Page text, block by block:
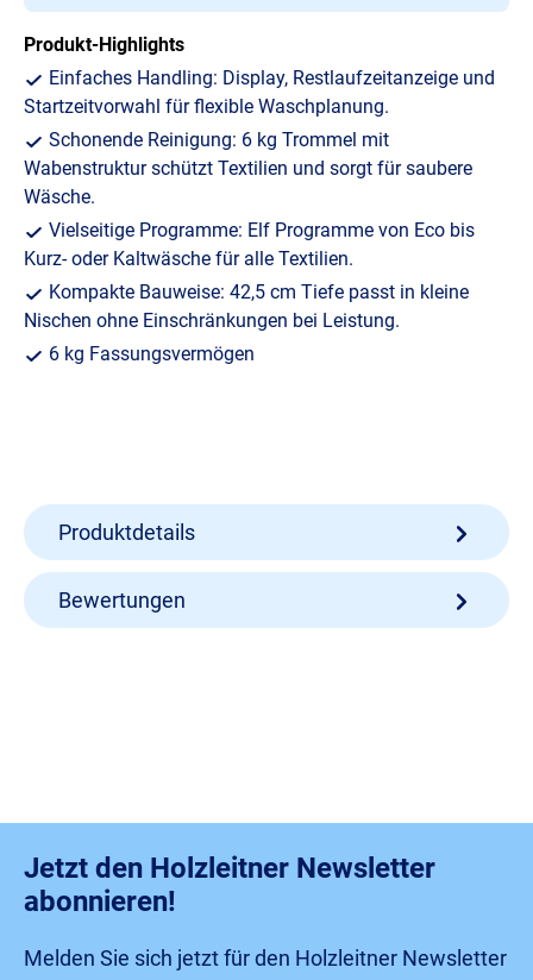
Produkt-Highlights
Einfaches Handling: Display, Restlaufzeitanzeige und
Startzeitvorwahl für flexible Waschplanung.
Schonende Reinigung: 6 kg Trommel mit
Wabenstruktur schützt Textilien und sorgt für saubere
Wäsche.
Vielseitige Programme: Elf Programme von Eco bis
Kurz- oder Kaltwäsche für alle Textilien.
Kompakte Bauweise: 42,5 cm Tiefe passt in kleine
Nischen ohne Einschränkungen bei Leistung.
6 kg Fassungsvermögen
Produktdetails
Bewertungen
Jetzt den Holzleitner Newsletter
abonnieren!
Melden Sie sich jetzt für den Holzleitner Newsletter